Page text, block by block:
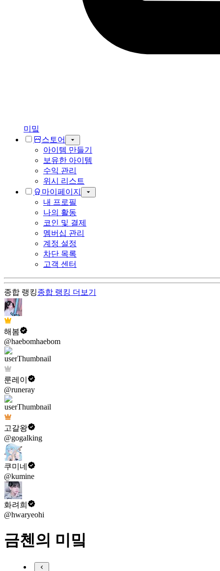
미밐
스토어
아이템 만들기
보유한 아이템
수익 관리
위시 리스트
마이페이지
내 프로필
나의 활동
코인 및 결제
멤버십 관리
계정 설정
차단 목록
고객 센터
종합 랭킹종합 랭킹 더보기
해봄
@haebomhaebom
룬레이
@runeray
고갈왕
@gogalking
쿠미네
@kumine
화려희
@hwaryeohi
금첸의 미밐